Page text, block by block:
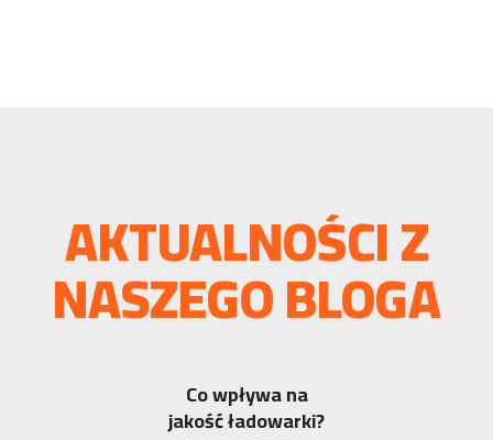
AKTUALNOŚCI Z
NASZEGO BLOGA
Co wpływa na
jakość ładowarki?